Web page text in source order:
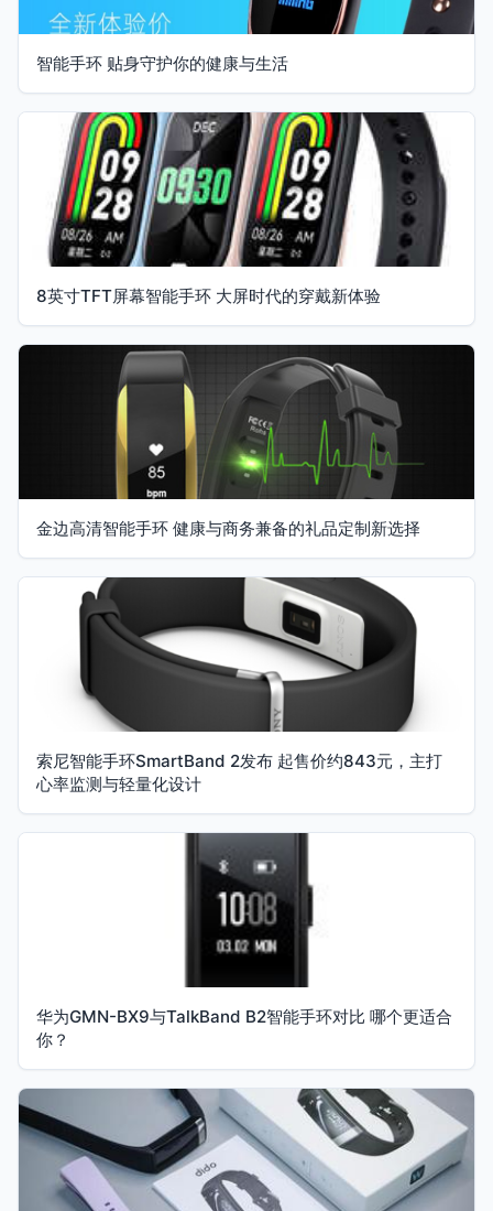
智能手环 贴身守护你的健康与生活
8英寸TFT屏幕智能手环 大屏时代的穿戴新体验
金边高清智能手环 健康与商务兼备的礼品定制新选择
索尼智能手环SmartBand 2发布 起售价约843元，主打
心率监测与轻量化设计
华为GMN-BX9与TalkBand B2智能手环对比 哪个更适合
你？